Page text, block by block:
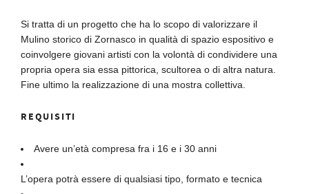
Si tratta di un progetto che ha lo scopo di valorizzare il
Mulino storico di Zornasco in qualità di spazio espositivo e
coinvolgere giovani artisti con la volontà di condividere una
propria opera sia essa pittorica, scultorea o di altra natura.
Fine ultimo la realizzazione di una mostra collettiva.
REQUISITI
Avere un’età compresa fra i 16 e i 30 anni
L’opera potrà essere di qualsiasi tipo, formato e tecnica